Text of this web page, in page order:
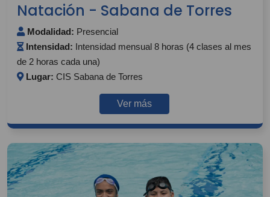
Natación - Sabana de Torres
Modalidad: Presencial
Intensidad: Intensidad mensual 8 horas (4 clases al mes
de 2 horas cada una)
Lugar: CIS Sabana de Torres
Ver más